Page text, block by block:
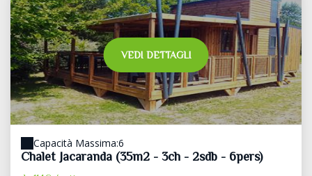
VEDI DETTAGLI
Capacità Massima:6
Chalet Jacaranda (35m2 - 3ch - 2sdb - 6pers)